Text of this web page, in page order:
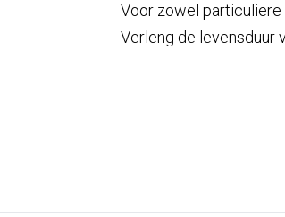
Voor zowel
Verleng de levensduur